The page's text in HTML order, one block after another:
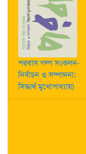
পরবাস গল্প সংকলন-
নির্বাচন ও সম্পাদনা:
সিদ্ধার্থ মুখোপাধ্যায়)